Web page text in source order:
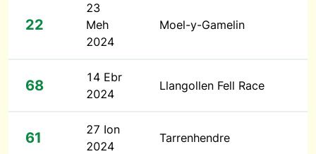
22
23
Meh
2024
Moel-y-Gamelin
68
14 Ebr
2024
Llangollen Fell Race
61
27 Ion
2024
Tarrenhendre